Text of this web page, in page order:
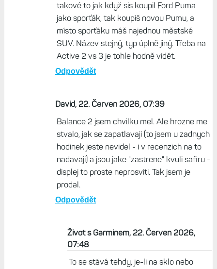
takové to jak když sis koupil Ford Puma
jako sporťák, tak koupíš novou Pumu, a
místo sporťáku máš najednou městské
SUV. Název stejný, typ úplně jiný. Třeba na
Active 2 vs 3 je tohle hodně vidět.
Odpovědět
David, 22. Červen 2026, 07:39
Balance 2 jsem chvilku mel. Ale hrozne me
stvalo, jak se zapatlavaji (to jsem u zadnych
hodinek jeste nevidel - i v recenzich na to
nadavaji) a jsou jake "zastrene" kvuli safiru -
displej to proste neprosviti. Tak jsem je
prodal.
Odpovědět
Život s Garminem, 22. Červen 2026,
07:48
To se stává tehdy, je-li na sklo nebo